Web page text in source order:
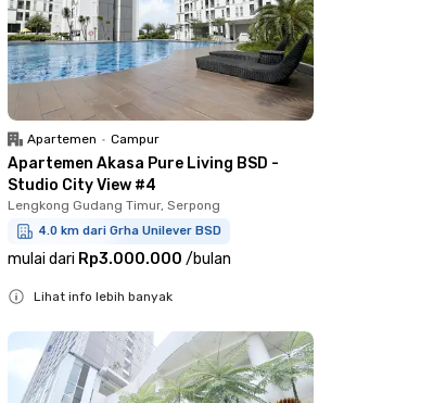
Apartemen • Campur
Apartemen Akasa Pure Living BSD -
Studio City View #4
Lengkong Gudang Timur, Serpong
4.0 km dari Grha Unilever BSD
mulai dari Rp3.000.000 /bulan
Lihat info lebih banyak